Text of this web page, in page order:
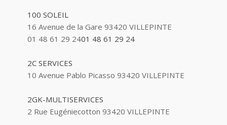
100 SOLEIL
16 Avenue de la Gare 93420 VILLEPINTE
01 48 61 29 2401 48 61 29 24
2C SERVICES
10 Avenue Pablo Picasso 93420 VILLEPINTE
2GK-MULTISERVICES
2 Rue Eugéniecotton 93420 VILLEPINTE